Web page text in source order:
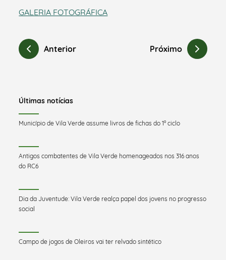
GALERIA FOTOGRÁFICA
Anterior Próximo
Últimas notícias
Município de Vila Verde assume livros de fichas do 1º ciclo
Antigos combatentes de Vila Verde homenageados nos 316 anos
do RC6
Dia da Juventude: Vila Verde realça papel dos jovens no progresso
social
Campo de jogos de Oleiros vai ter relvado sintético